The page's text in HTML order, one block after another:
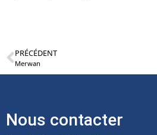
PRÉCÉDENT
Merwan
Nous contacter